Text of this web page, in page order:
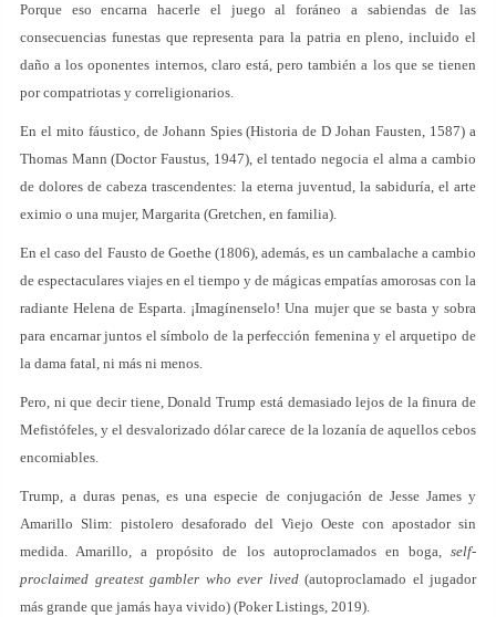
Porque eso encarna hacerle el juego al foráneo a sabiendas de las
consecuencias funestas que representa para la patria en pleno, incluido el
daño a los oponentes internos, claro está, pero también a los que se tienen
por compatriotas y correligionarios.
En el mito fáustico, de Johann Spies (Historia de D Johan Fausten, 1587) a
Thomas Mann (Doctor Faustus, 1947), el tentado negocia el alma a cambio
de dolores de cabeza trascendentes: la eterna juventud, la sabiduría, el arte
eximio o una mujer, Margarita (Gretchen, en familia).
En el caso del Fausto de Goethe (1806), además, es un cambalache a cambio
de espectaculares viajes en el tiempo y de mágicas empatías amorosas con la
radiante Helena de Esparta. ¡Imagínenselo! Una mujer que se basta y sobra
para encarnar juntos el símbolo de la perfección femenina y el arquetipo de
la dama fatal, ni más ni menos.
Pero, ni que decir tiene, Donald Trump está demasiado lejos de la finura de
Mefistófeles, y el desvalorizado dólar carece de la lozanía de aquellos cebos
encomiables.
Trump, a duras penas, es una especie de conjugación de Jesse James y
Amarillo Slim: pistolero desaforado del Viejo Oeste con apostador sin
medida. Amarillo, a propósito de los autoproclamados en boga, self-
proclaimed greatest gambler who ever lived(autoproclamado el jugador
más grande que jamás haya vivido) (Poker Listings, 2019).